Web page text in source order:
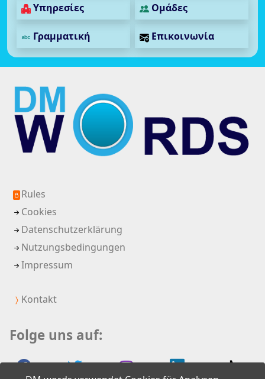
Υπηρεσίες Ομάδες
Γραμματική Επικοινωνία
Rules
Cookies
Datenschutzerklärung
Nutzungsbedingungen
Impressum
Kontakt
Folge uns auf: